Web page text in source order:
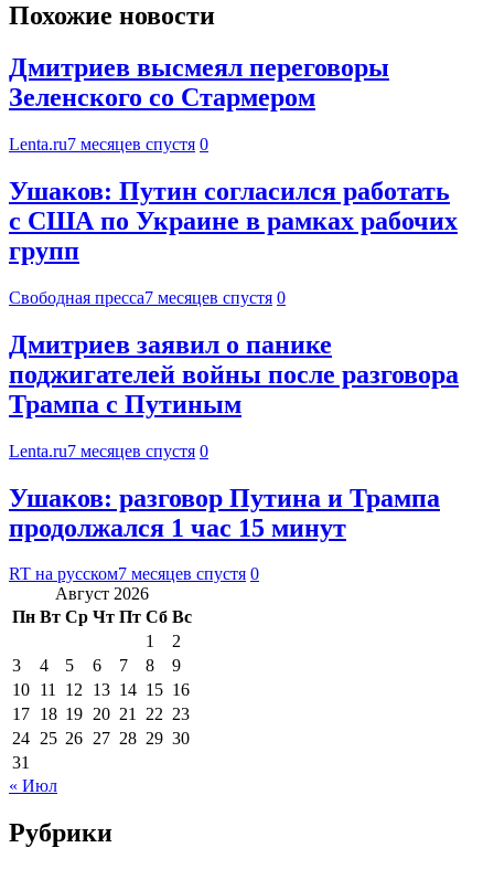
Похожие новости
Дмитриев высмеял переговоры
Зеленского со Стармером
Lenta.ru7 месяцев спустя 0
Ушаков: Путин согласился работать
с США по Украине в рамках рабочих
групп
Свободная пресса7 месяцев спустя 0
Дмитриев заявил о панике
поджигателей войны после разговора
Трампа с Путиным
Lenta.ru7 месяцев спустя 0
Ушаков: разговор Путина и Трампа
продолжался 1 час 15 минут
RT на русском7 месяцев спустя 0
Август 2026
Пн Вт Ср Чт Пт Сб Вс
1
2
3
4 5 6 7 8
9
10 11 12 13 14 15 16
17 18 19 20 21 22 23
24 25 26 27 28 29 30
31
« Июл
Рубрики